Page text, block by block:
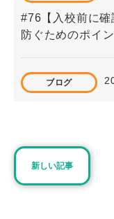
#76【入校前に
防ぐためのポイン
ブログ
ブログ
新しい記事